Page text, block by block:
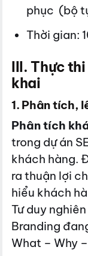
phục (bộ
Thời gian:
III. Thực
khai
1. Phân tích,
Phân tích
trong dự án
khách hàng.
ra thuận lợi
hiểu khách
Tư duy
Branding
What – Why